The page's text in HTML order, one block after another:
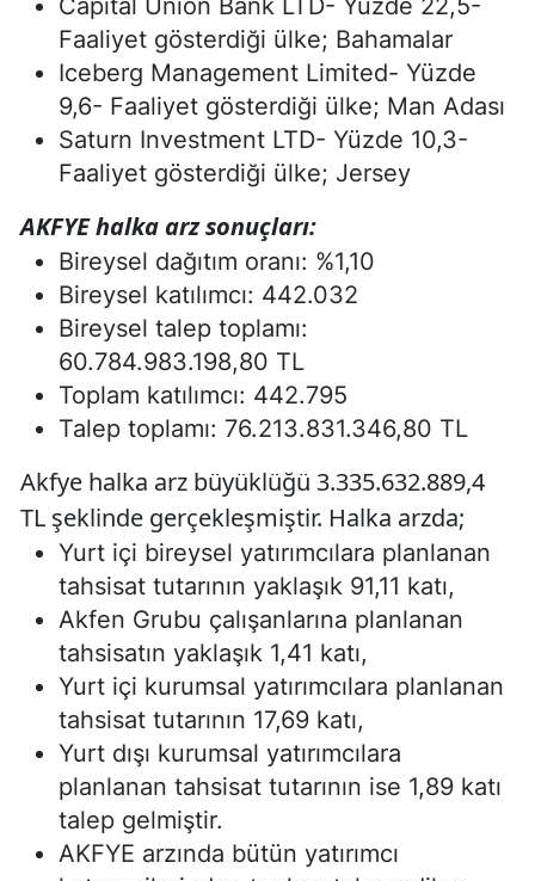
Capital Union Bank LTD- Yüzde 22,5-
Faaliyet gösterdiği ülke; Bahamalar
Iceberg Management Limited- Yüzde
9,6- Faaliyet gösterdiği ülke; Man Adası
Saturn Investment LTD- Yüzde 10,3-
Faaliyet gösterdiği ülke; Jersey
AKFYE halka arz sonuçları:
Bireysel dağıtım oranı: %1,10
Bireysel katılımcı: 442.032
Bireysel talep toplamı:
60.784.983.198,80 TL
Toplam katılımcı: 442.795
Talep toplamı: 76.213.831.346,80 TL
Akfye halka arz büyüklüğü 3.335.632.889,4
TL şeklinde gerçekleşmiştir. Halka arzda;
Yurt içi bireysel yatırımcılara planlanan
tahsisat tutarının yaklaşık 91,11 katı,
Akfen Grubu çalışanlarına planlanan
tahsisatın yaklaşık 1,41 katı,
Yurt içi kurumsal yatırımcılara planlanan
tahsisat tutarının 17,69 katı,
Yurt dışı kurumsal yatırımcılara
planlanan tahsisat tutarının ise 1,89 katı
talep gelmiştir.
AKFYE arzında bütün yatırımcı